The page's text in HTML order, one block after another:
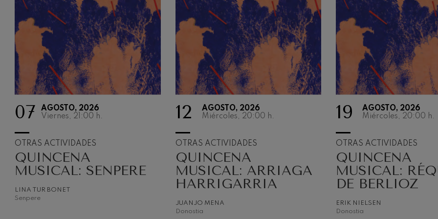
OTRAS
La Orquesta como
musical
07
AGOSTO, 2026
Viernes, 21:00 h.
OTRAS ACTIVIDADES
QUINCENA
MUSICAL: SENPERE
LINA TUR BONET
Senpere
12
AGOSTO, 2026
Miércoles, 20:00 h.
OTRAS ACTIVIDADES
QUINCENA
MUSICAL: ARRIAGA
HARRIGARRIA
JUANJO MENA
Donostia
19
AGOSTO, 2026
Miércoles, 20:00 h.
OTRAS ACTIVIDADES
QUINCENA
MUSICAL:
DE BERLIOZ
ERIK NIELSEN
Donostia